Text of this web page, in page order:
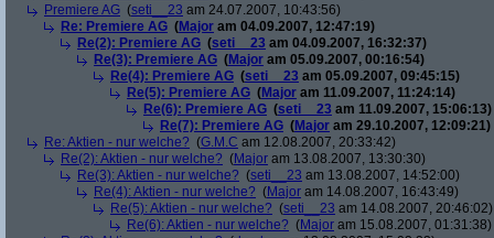
Premiere AG (seti__23 am 24.07.2007, 10:43:56)
Re: Premiere AG (Major am 04.09.2007, 12:47:19)
Re(2): Premiere AG (seti__23 am 04.09.2007, 16:32:37)
Re(3): Premiere AG (Major am 05.09.2007, 00:16:54)
Re(4): Premiere AG (seti__23 am 05.09.2007, 09:45:15)
Re(5): Premiere AG (Major am 11.09.2007, 11:24:14)
Re(6): Premiere AG (seti__23 am 11.09.2007, 15:06:13)
Re(7): Premiere AG (Major am 29.10.2007, 12:09:21)
Re: Aktien - nur welche? (G.M.C am 12.08.2007, 20:33:42)
Re(2): Aktien - nur welche? (Major am 13.08.2007, 13:30:30)
Re(3): Aktien - nur welche? (seti__23 am 13.08.2007, 14:52:00)
Re(4): Aktien - nur welche? (Major am 14.08.2007, 16:43:49)
Re(5): Aktien - nur welche? (seti__23 am 14.08.2007, 20:46:02)
Re(6): Aktien - nur welche? (Major am 15.08.2007, 01:31:38)